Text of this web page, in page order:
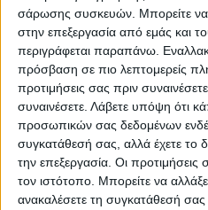
σάρωσης συσκευών. Μπορείτε να
στην επεξεργασία από εμάς και
περιγράφεται παραπάνω.
πρόσβαση σε πιο λεπτομερείς
προτιμήσεις σας πριν
συναινέσετε. Λάβετε υπόψη ότι
προσωπικών σας δεδομένων
συγκατάθεσή σας, αλλά έχετε το
την επεξεργασία. Οι
τον ιστότοπο. Μπορείτε να
ανακαλέσετε τη συγκατάθεσή
ΣΥΡΤΑΡΙΑ ΛΕΥΚΟ ΓΙΑ ΣΤΡΩΜΑ
150×200 εκ.
118,99€